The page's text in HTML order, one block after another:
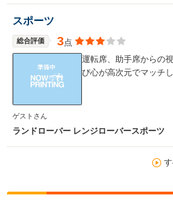
スポーツ
総合評価 3点
運転席、助手席からの
び心が高次元でマッチ
ゲストさん
ランドローバー レンジローバースポーツ